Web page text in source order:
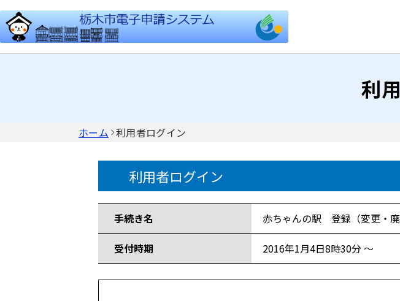
利
ホーム 利用者ログイン
利用者ログイン
手続き名 赤ちゃんの駅 登録（変更・
受付時期 2016年1月4日8時30分 ～